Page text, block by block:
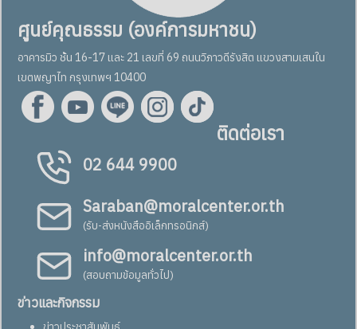
ศูนย์คุณธรรม (องค์การมหาชน)
อาคารมิว ชั้น 16-17 และ 21 เลขที่ 69 ถนนวิภาวดีรังสิต แขวงสามเสนใน
เขตพญาไท กรุงเทพฯ 10400
ติดต่อเรา
02 644 9900
Saraban@moralcenter.or.th
(รับ-ส่งหนังสืออิเล็กทรอนิกส์)
info@moralcenter.or.th
(สอบถามข้อมูลทั่วไป)
ข่าวและกิจกรรม